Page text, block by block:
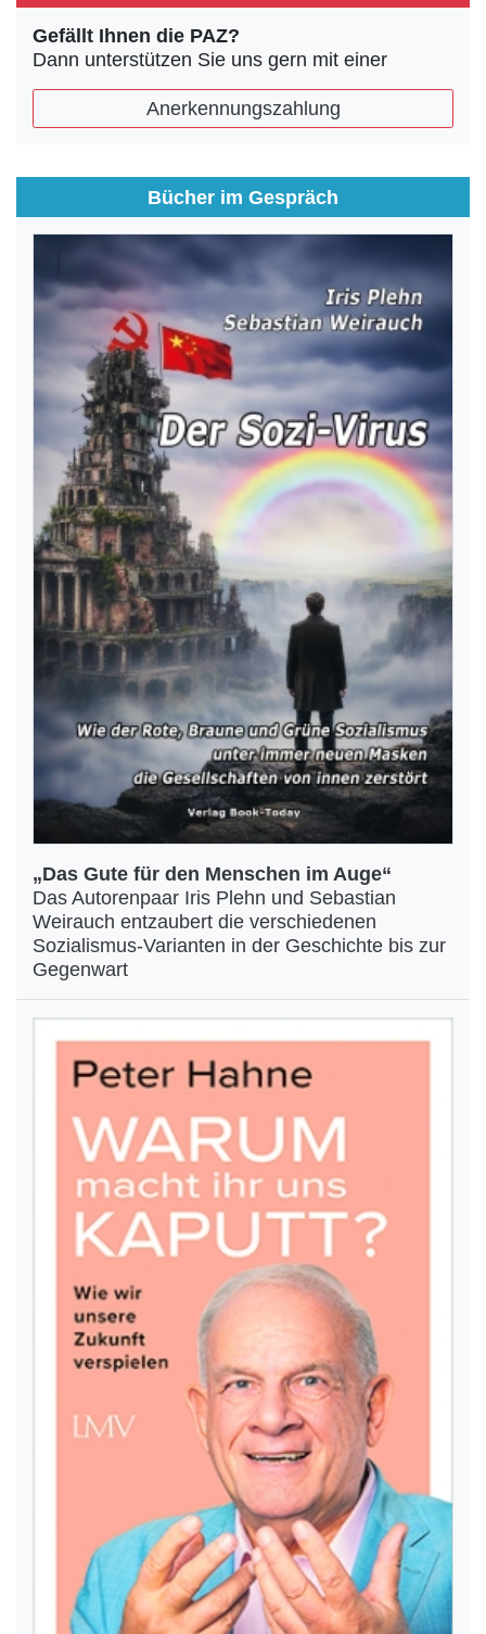
Gefällt Ihnen die PAZ?
Dann unterstützen Sie uns gern mit einer
Anerkennungszahlung
Bücher im Gespräch
„Das Gute für den Menschen im Auge“
Das Autorenpaar Iris Plehn und Sebastian
Weirauch entzaubert die verschiedenen
Sozialismus-Varianten in der Geschichte bis zur
Gegenwart